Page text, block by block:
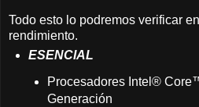
Todo esto lo podremos verificar
rendimiento.
ESENCIAL
Procesadores Intel®
Generación